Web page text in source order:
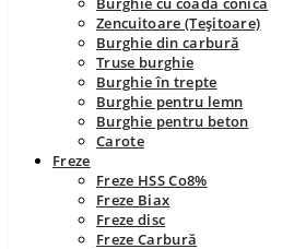
Zencuitoare (Teșitoare)
Burghie din carbură
Truse burghie
Burghie în trepte
Burghie pentru lemn
Burghie pentru beton
Carote
Freze
Freze HSS Co8%
Freze Biax
Freze disc
Freze Carbură